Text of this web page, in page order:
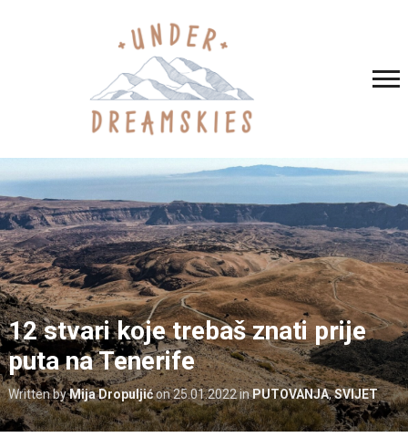
12 stvari koje trebaš znati prije
puta na Tenerife
Written byMija Dropuljićon25.01.2022inPUTOVANJA,SVIJET